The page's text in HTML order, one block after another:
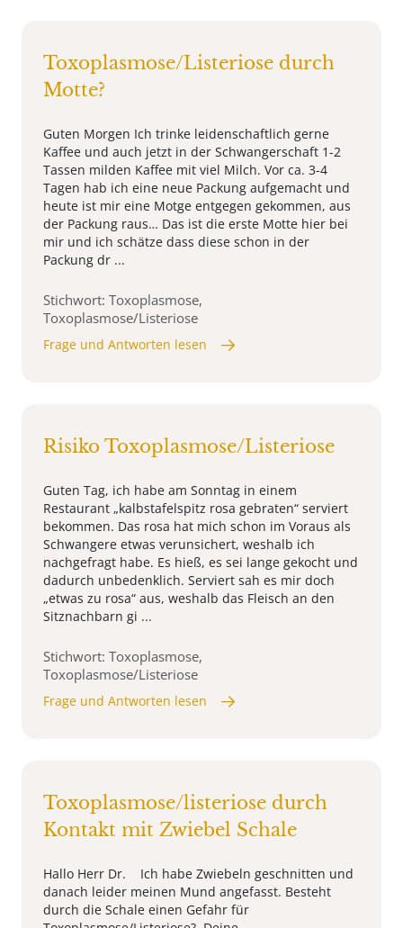
Toxoplasmose/Listeriose durch
Motte?
Guten Morgen Ich trinke leidenschaftlich gerne
Kaffee und auch jetzt in der Schwangerschaft 1-2
Tassen milden Kaffee mit viel Milch. Vor ca. 3-4
Tagen hab ich eine neue Packung aufgemacht und
heute ist mir eine Motge entgegen gekommen, aus
der Packung raus… Das ist die erste Motte hier bei
mir und ich schätze dass diese schon in der
Packung dr ...
Stichwort: Toxoplasmose,
Toxoplasmose/Listeriose
Frage und Antworten lesen
Risiko Toxoplasmose/Listeriose
Guten Tag, ich habe am Sonntag in einem
Restaurant „kalbstafelspitz rosa gebraten“ serviert
bekommen. Das rosa hat mich schon im Voraus als
Schwangere etwas verunsichert, weshalb ich
nachgefragt habe. Es hieß, es sei lange gekocht und
dadurch unbedenklich. Serviert sah es mir doch
„etwas zu rosa“ aus, weshalb das Fleisch an den
Sitznachbarn gi ...
Stichwort: Toxoplasmose,
Toxoplasmose/Listeriose
Frage und Antworten lesen
Toxoplasmose/listeriose durch
Kontakt mit Zwiebel Schale
Hallo Herr Dr. Ich habe Zwiebeln geschnitten und
danach leider meinen Mund angefasst. Besteht
durch die Schale einen Gefahr für